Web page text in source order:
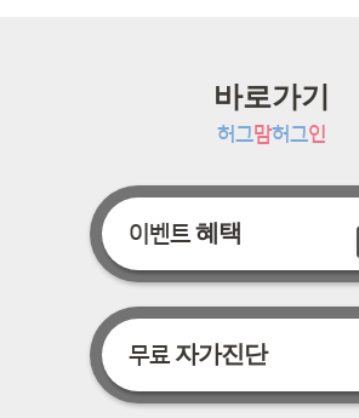
바로가기
허그맘허그인
이벤트혜택
무료자가진단